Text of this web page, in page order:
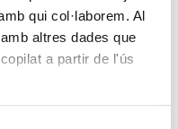
qui col·laborem. Al
altres dades que
a partir de l'ús
pas més enllà
la utilització de la
ha permès «fer
culminat en